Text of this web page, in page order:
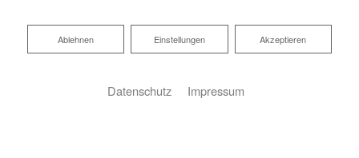
Fußbodenheizung Akzeptieren
Einstellungen
Ablehnen
Ablehnen
Datenschutz Impressum